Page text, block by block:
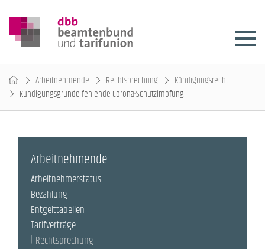
Arbeitnehmende Rechtsprechung
Kündigungsrecht
Kündigungsgründe fehlende Corona-Schutzimpfung
Arbeitnehmende
Arbeitnehmerstatus
Bezahlung
Entgelttabellen
Tarifverträge
Rechtsprechung